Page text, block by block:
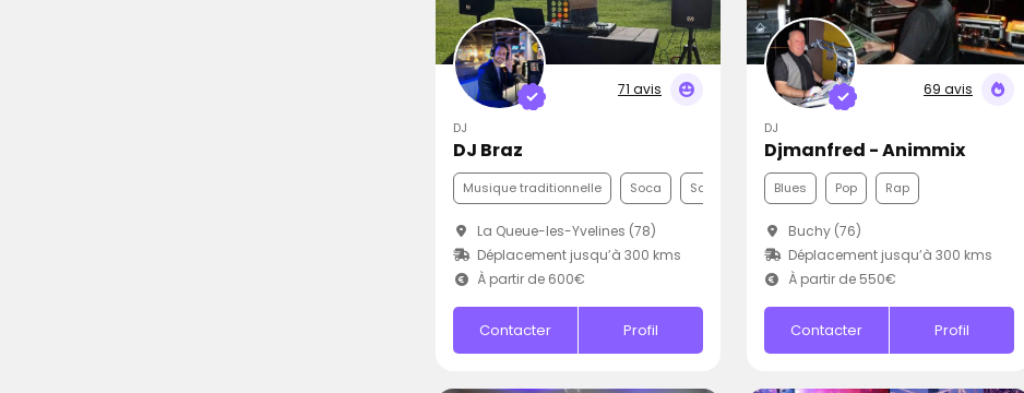
71 avis
DJ
DJ Braz
Musique traditionnelle Soca Samba
La Queue-les-Yvelines (78)
Déplacement jusqu’à 300 kms
À partir de 600€
Contacter Profil
69 avis
DJ
Djmanfred - Animmix
Blues Pop Rap
Buchy (76)
Déplacement jusqu’à 300 kms
À partir de 550€
Contacter Profil